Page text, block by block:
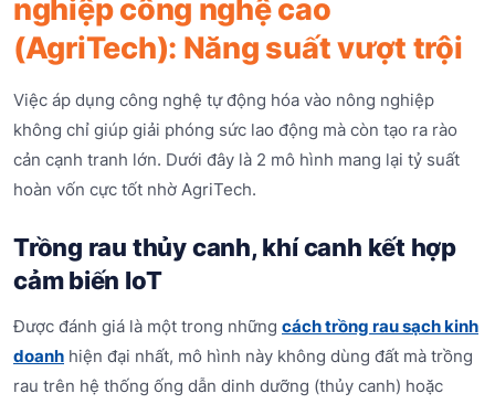
nghiệp công nghệ cao
(AgriTech): Năng suất vượt trội
Việc áp dụng công nghệ tự động hóa vào nông nghiệp
không chỉ giúp giải phóng sức lao động mà còn tạo ra rào
cản cạnh tranh lớn. Dưới đây là 2 mô hình mang lại tỷ suất
hoàn vốn cực tốt nhờ AgriTech.
Trồng rau thủy canh, khí canh kết hợp
cảm biến IoT
Được đánh giá là một trong những cách trồng rau sạch kinh
doanh hiện đại nhất, mô hình này không dùng đất mà trồng
rau trên hệ thống ống dẫn dinh dưỡng (thủy canh) hoặc